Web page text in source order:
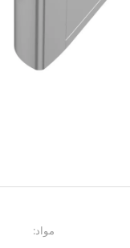
مواد: